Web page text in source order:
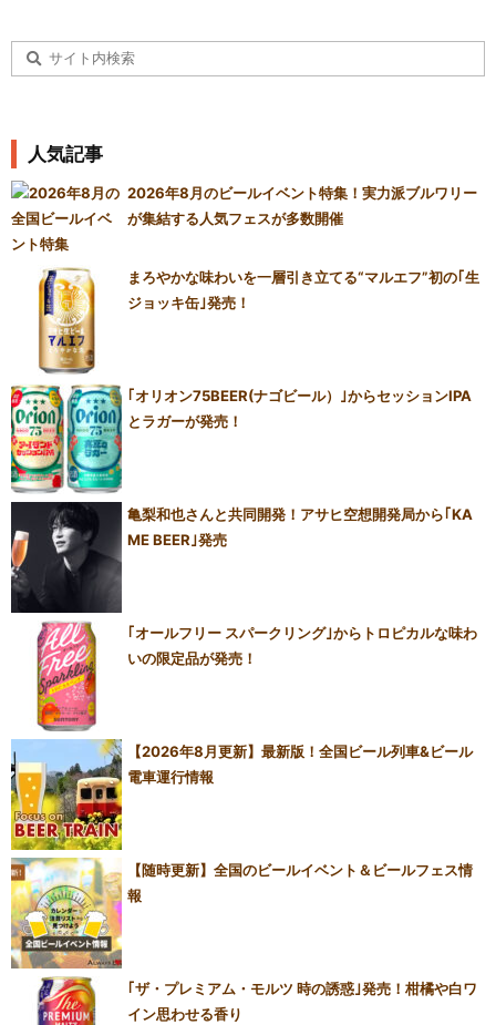
人気記事
2026年8月のビールイベント特集！実力派ブルワリー
が集結する人気フェスが多数開催
まろやかな味わいを一層引き立てる“マルエフ”初の｢生
ジョッキ缶｣発売！
｢オリオン75BEER(ナゴビール）｣からセッションIPA
とラガーが発売！
亀梨和也さんと共同開発！アサヒ空想開発局から｢KA
ME BEER｣発売
｢オールフリー スパークリング｣からトロピカルな味わ
いの限定品が発売！
【2026年8月更新】最新版！全国ビール列車&ビール
電車運行情報
【随時更新】全国のビールイベント＆ビールフェス情
報
｢ザ・プレミアム・モルツ 時の誘惑｣発売！柑橘や白ワ
イン思わせる香り